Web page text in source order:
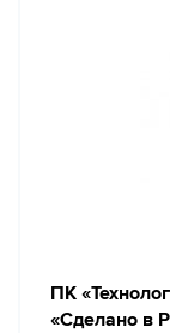
ПК
«Сделано в